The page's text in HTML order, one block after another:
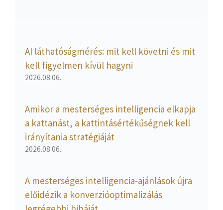
AI láthatóságmérés: mit kell követni és mit
kell figyelmen kívül hagyni
2026.08.06.
Amikor a mesterséges intelligencia elkapja
a kattanást, a kattintásértékűségnek kell
irányítania stratégiáját
2026.08.06.
A mesterséges intelligencia-ajánlások újra
előidézik a konverzióoptimalizálás